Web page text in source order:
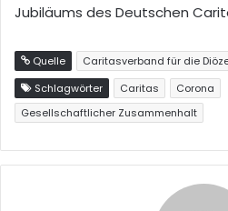
Jubiläums des Deutschen
Quelle
Caritasverband für die
Schlagwörter
Caritas
Corona
Gesellschaftlicher Zusammenhalt